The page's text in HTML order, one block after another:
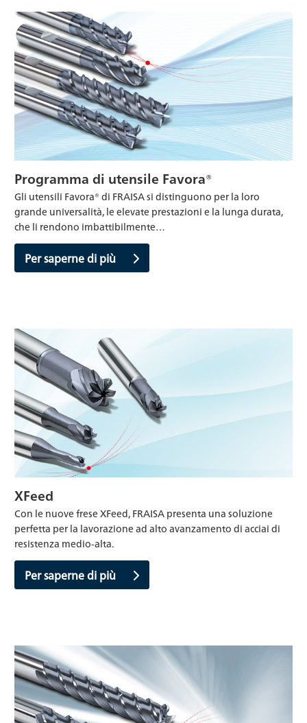
Programma di utensile Favora®
Gli utensili Favora® di FRAISA si distinguono per la loro
grande universalità, le elevate prestazioni e la lunga durata,
che li rendono imbattibilmente…
Per saperne di più
XFeed
Con le nuove frese XFeed, FRAISA presenta una soluzione
perfetta per la lavorazione ad alto avanzamento di acciai di
resistenza medio-alta.
Per saperne di più